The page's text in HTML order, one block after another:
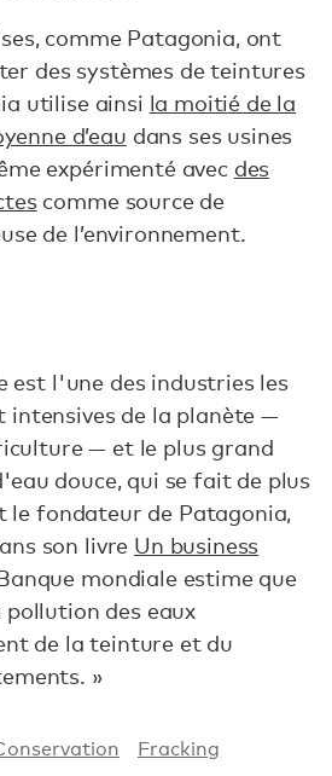
comme Patagonia, ont
des systèmes de teintures
utilise ainsi la moitié de la
d’eau dans ses usines
expérimenté avec des
comme source de
de l’environnement.
est l'une des industries les
intensives de la planète —
— et le plus grand
douce, qui se fait de plus
le fondateur de Patagonia,
son livre Un business
mondiale estime que
pollution des eaux
de la teinture et du
»
Fracking